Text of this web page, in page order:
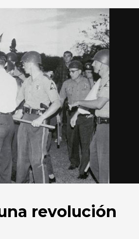
revolución